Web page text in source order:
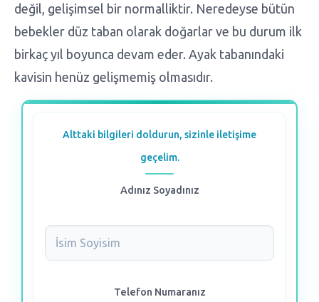
değil, gelişimsel bir normalliktir. Neredeyse bütün
bebekler düz taban olarak doğarlar ve bu durum ilk
birkaç yıl boyunca devam eder. Ayak tabanındaki
kavisin henüz gelişmemiş olmasıdır.
Alttaki bilgileri doldurun, sizinle iletişime
geçelim.
Adınız Soyadınız
Telefon Numaranız